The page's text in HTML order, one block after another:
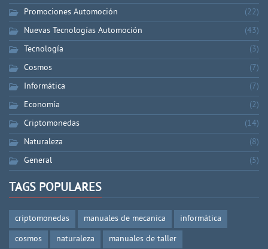
Promociones Automoción
(22)
Nuevas Tecnologías Automoción
(43)
Tecnología
(3)
Cosmos
(7)
Informática
(7)
Economía
(2)
Criptomonedas
(14)
Naturaleza
(8)
General
(5)
TAGS POPULARES
criptomonedas manuales de mecanica
informática
cosmos
naturaleza manuales de taller